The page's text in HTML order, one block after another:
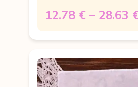
12.78 € – 28.63